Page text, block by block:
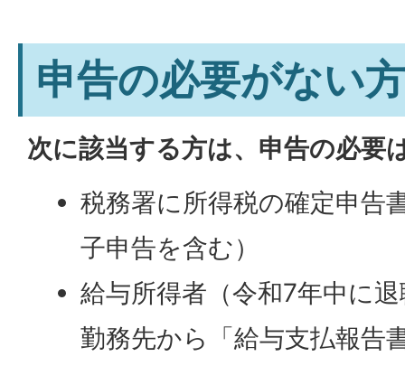
申告の必要がない方
次に該当する方は、申告の必要
税務署に所得税の確定申告
子申告を含む）
給与所得者（令和7年中に
勤務先から「給与支払報告